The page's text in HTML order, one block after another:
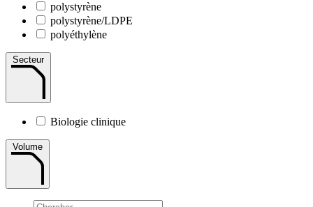
polystyrène
polystyrène/LDPE
polyéthylène
Secteur
Biologie clinique
Volume